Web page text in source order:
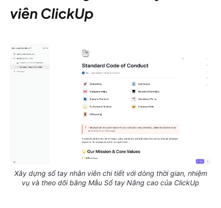
viên ClickUp
Xây dựng sổ tay nhân viên chi tiết với dòng thời gian, nhiệm
vụ và theo dõi bằng Mẫu Sổ tay Nâng cao của ClickUp